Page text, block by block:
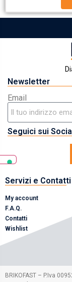
Newsletter
Email
Seguici sui Social
Servizi e Contatti
My account
F.A.Q.
Contatti
Wishlist
BRIKOFAST – P.Iva